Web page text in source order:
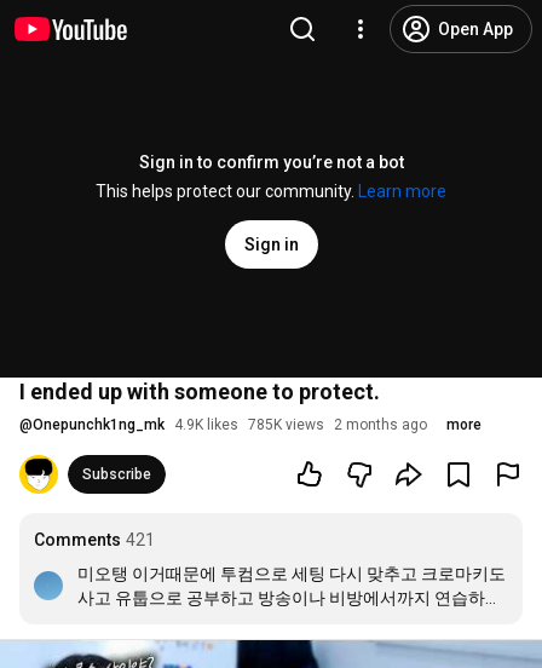
Open App
Sign in to confirm you’re not a bot
This helps protect our community.
Learn more
Sign in
I ended up with someone to protect.
@Onepunchk1ng_mk 4.9K likes 785K views 2 months ago more
Subscribe
Comments 421
미오탱 이거때문에 투컴으로 세팅 다시 맞추고 크로마키도
사고 유툽으로 공부하고 방송이나 비방에서까지 연습하면